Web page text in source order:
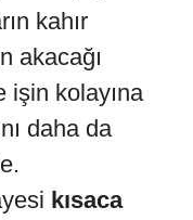
kahır
akacağı
işin kolayına
daha da
kısaca